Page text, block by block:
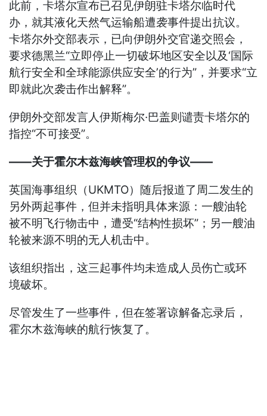
此前，卡塔尔宣布已召见伊朗驻卡塔尔临时代
办，就其液化天然气运输船遭袭事件提出抗议。
卡塔尔外交部表示，已向伊朗外交官递交照会，
要求德黑兰“立即停止一切破坏地区安全以及‘国际
航行安全和全球能源供应安全’的行为”，并要求“立
即就此次袭击作出解释”。
伊朗外交部发言人伊斯梅尔·巴盖则谴责卡塔尔的
指控“不可接受”。
——关于霍尔木兹海峡管理权的争议——
英国海事组织（UKMTO）随后报道了周二发生的
另外两起事件，但并未指明具体来源：一艘油轮
被不明飞行物击中，遭受“结构性损坏”；另一艘油
轮被来源不明的无人机击中。
该组织指出，这三起事件均未造成人员伤亡或环
境破坏。
尽管发生了一些事件，但在签署谅解备忘录后，
霍尔木兹海峡的航行恢复了。